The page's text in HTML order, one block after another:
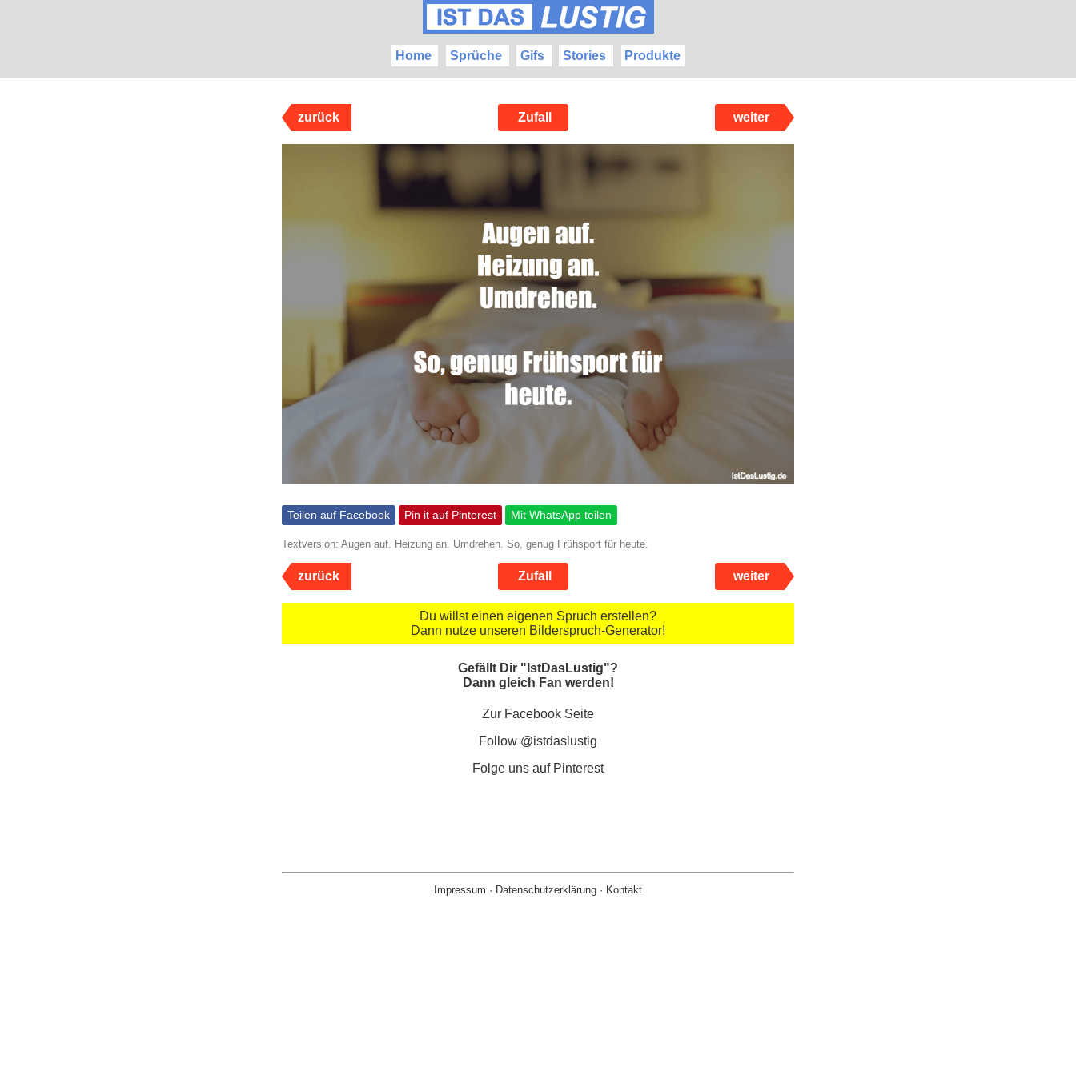
Home Sprüche Gifs Stories Produkte
zurück Zufall weiter
Teilen auf Facebook Pin it auf Pinterest Mit WhatsApp teilen
Textversion: Augen auf. Heizung an. Umdrehen. So, genug Frühsport für heute.
zurück Zufall weiter
Du willst einen eigenen Spruch erstellen?
Dann nutze unseren Bilderspruch-Generator!
Gefällt Dir "IstDasLustig"?
Dann gleich Fan werden!
Zur Facebook Seite
Follow @istdaslustig
Folge uns auf Pinterest
Impressum · Datenschutzerklärung · Kontakt